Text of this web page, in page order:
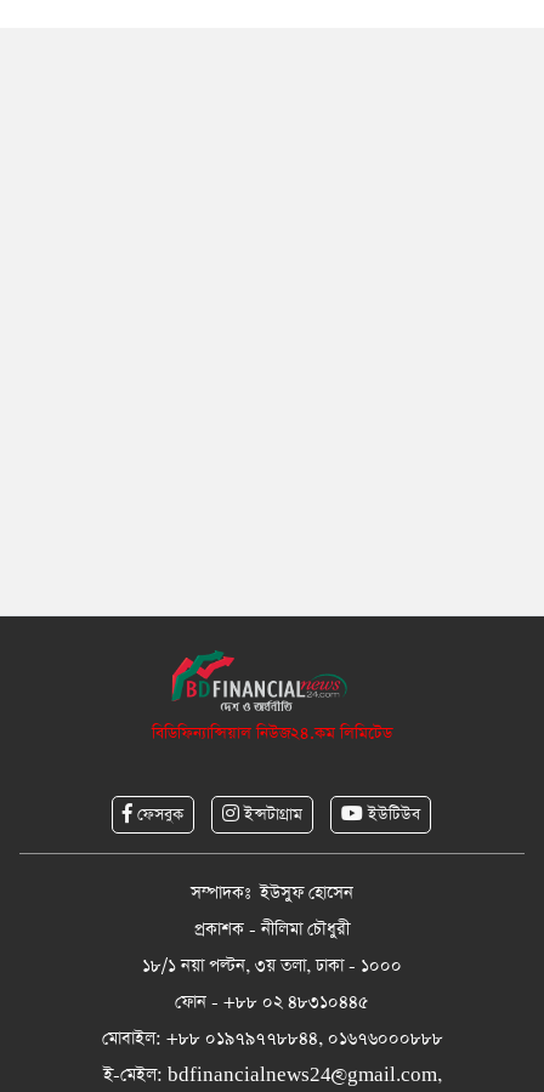
বিডিফিন্যান্সিয়াল নিউজ২৪.কম লিমিটেড
ফেসবুক ইন্সটাগ্রাম ইউটিউব
সম্পাদকঃ ইউসুফ হোসেন
প্রকাশক - নীলিমা চৌধুরী
১৮/১ নয়া পল্টন, ৩য় তলা, ঢাকা - ১০০০
ফোন - +৮৮ ০২ ৪৮৩১০৪৪৫
মোবাইল: +৮৮ ০১৯৭৯৭৭৮৮৪৪, ০১৬৭৬০০০৮৮৮
ই-মেইল: bdfinancialnews24@gmail.com,